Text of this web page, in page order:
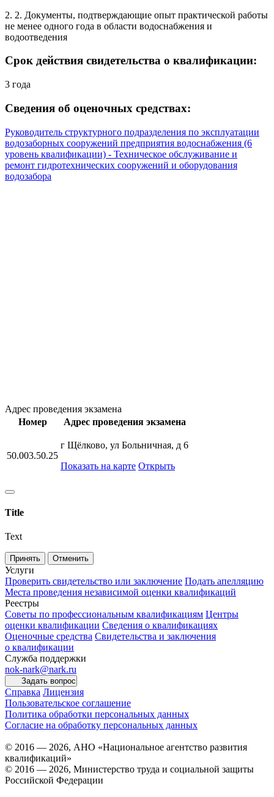
2. 2. Документы, подтверждающие опыт практической работы
не менее одного года в области водоснабжения и
водоотведения
Срок действия свидетельства о квалификации:
3 года
Сведения об оценочных средствах:
Руководитель структурного подразделения по эксплуатации
водозаборных сооружений предприятия водоснабжения (6
уровень квалификации) - Техническое обслуживание и
ремонт гидротехнических сооружений и оборудования
водозабора
Адрес проведения экзамена
Номер
Адрес проведения экзамена
50.003.50.25
г Щёлково, ул Больничная, д 6
Показать на карте Открыть
Title
Text
Принять Отменить
Услуги
Проверить свидетельство или заключение Подать апелляцию
Места проведения независимой оценки квалификаций
Реестры
Советы по профессиональным квалификациям Центры
оценки квалификации Сведения о квалификациях
Оценочные средства Свидетельства и заключения
о квалификации
Служба поддержки
nok-nark@nark.ru
Задать вопрос
Справка Лицензия
Пользовательское соглашение
Политика обработки персональных данных
Согласие на обработку персональных данных
© 2016 — 2026, АНО «Национальное агентство развития
квалификаций»
© 2016 — 2026, Министерство труда и социальной защиты
Российской Федерации